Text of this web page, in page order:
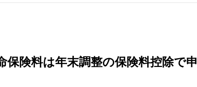
保険料は年末調整の保険料控除で申